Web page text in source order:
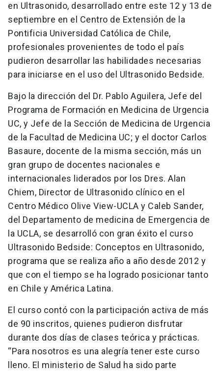
en Ultrasonido, desarrollado entre este 12 y 13 de
septiembre en el Centro de Extensión de la
Pontificia Universidad Católica de Chile,
profesionales provenientes de todo el país
pudieron desarrollar las habilidades necesarias
para iniciarse en el uso del Ultrasonido Bedside.
Bajo la dirección del Dr. Pablo Aguilera, Jefe del
Programa de Formación en Medicina de Urgencia
UC, y Jefe de la Sección de Medicina de Urgencia
de la Facultad de Medicina UC; y el doctor Carlos
Basaure, docente de la misma sección, más un
gran grupo de docentes nacionales e
internacionales liderados por los Dres. Alan
Chiem, Director de Ultrasonido clínico en el
Centro Médico Olive View-UCLA y Caleb Sander,
del Departamento de medicina de Emergencia de
la UCLA, se desarrolló con gran éxito el curso
Ultrasonido Bedside: Conceptos en Ultrasonido,
programa que se realiza año a año desde 2012 y
que con el tiempo se ha logrado posicionar tanto
en Chile y América Latina.
El curso contó con la participación activa de más
de 90 inscritos, quienes pudieron disfrutar
durante dos días de clases teórica y prácticas.
“Para nosotros es una alegría tener este curso
lleno. El ministerio de Salud ha sido parte